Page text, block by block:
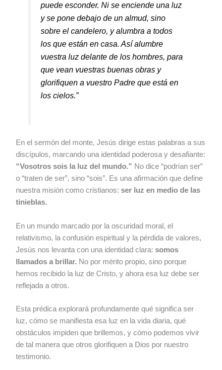
puede esconder. Ni se enciende una luz
y se pone debajo de un almud, sino
sobre el candelero, y alumbra a todos
los que están en casa. Así alumbre
vuestra luz delante de los hombres, para
que vean vuestras buenas obras y
glorifiquen a vuestro Padre que está en
los cielos.”
En el sermón del monte, Jesús dirige estas palabras a sus
discípulos, marcando una identidad poderosa y desafiante:
“Vosotros sois la luz del mundo.” No dice “podrían ser”
o “traten de ser”, sino “sois”. Es una afirmación que define
nuestra misión como cristianos:ser luz en medio de las
tinieblas.
En un mundo marcado por la oscuridad moral, el
relativismo, la confusión espiritual y la pérdida de valores,
Jesús nos levanta con una identidad clara:somos
llamados a brillar. No por mérito propio, sino porque
hemos recibido la luz de Cristo, y ahora esa luz debe ser
reflejada a otros.
Esta prédica explorará profundamente qué significa ser
luz, cómo se manifiesta esa luz en la vida diaria, qué
obstáculos impiden que brillemos, y cómo podemos vivir
de tal manera que otros glorifiquen a Dios por nuestro
testimonio.